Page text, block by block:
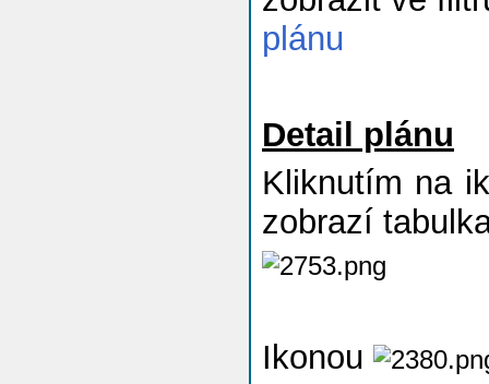
plánu
Detail plánu
Kliknutím na
zobrazí
Ikonou